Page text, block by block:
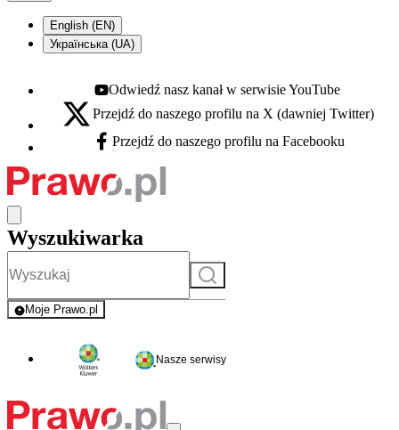
English (EN)
Українська (UA)
Youtube - otwiera się w nowej karcie
Odwiedź nasz kanał w serwisie YouTube
X - otwiera się w nowej karcie
Przejdź do naszego profilu na X (dawniej Twitter)
Facebook - otwiera się w nowej karcie
Przejdź do naszego profilu na Facebooku
Wyszukiwarka
Szukaj
Moje Prawo.pl
- rejestracja i logowanie do serwisu
Nasze serwisy